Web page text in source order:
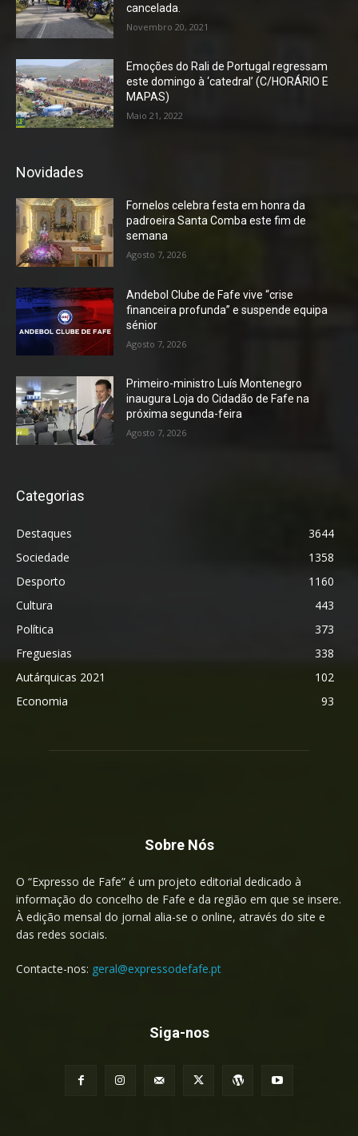
cancelada.
Novembro 20, 2021
Emoções do Rali de Portugal regressam
este domingo à ‘catedral’ (C/HORÁRIO E
MAPAS)
Maio 21, 2022
Novidades
Fornelos celebra festa em honra da
padroeira Santa Comba este fim de
semana
Agosto 7, 2026
Andebol Clube de Fafe vive “crise
financeira profunda” e suspende equipa
sénior
Agosto 7, 2026
Primeiro-ministro Luís Montenegro
inaugura Loja do Cidadão de Fafe na
próxima segunda-feira
Agosto 7, 2026
Categorias
Destaques
3644
Sociedade
1358
Desporto
1160
Cultura
443
Política
373
Freguesias
338
Autárquicas 2021
102
Economia
93
Sobre Nós
O “Expresso de Fafe” é um projeto editorial dedicado à
informação do concelho de Fafe e da região em que se insere.
À edição mensal do jornal alia-se o online, através do site e
das redes sociais.
Contacte-nos: geral@expressodefafe.pt
Siga-nos